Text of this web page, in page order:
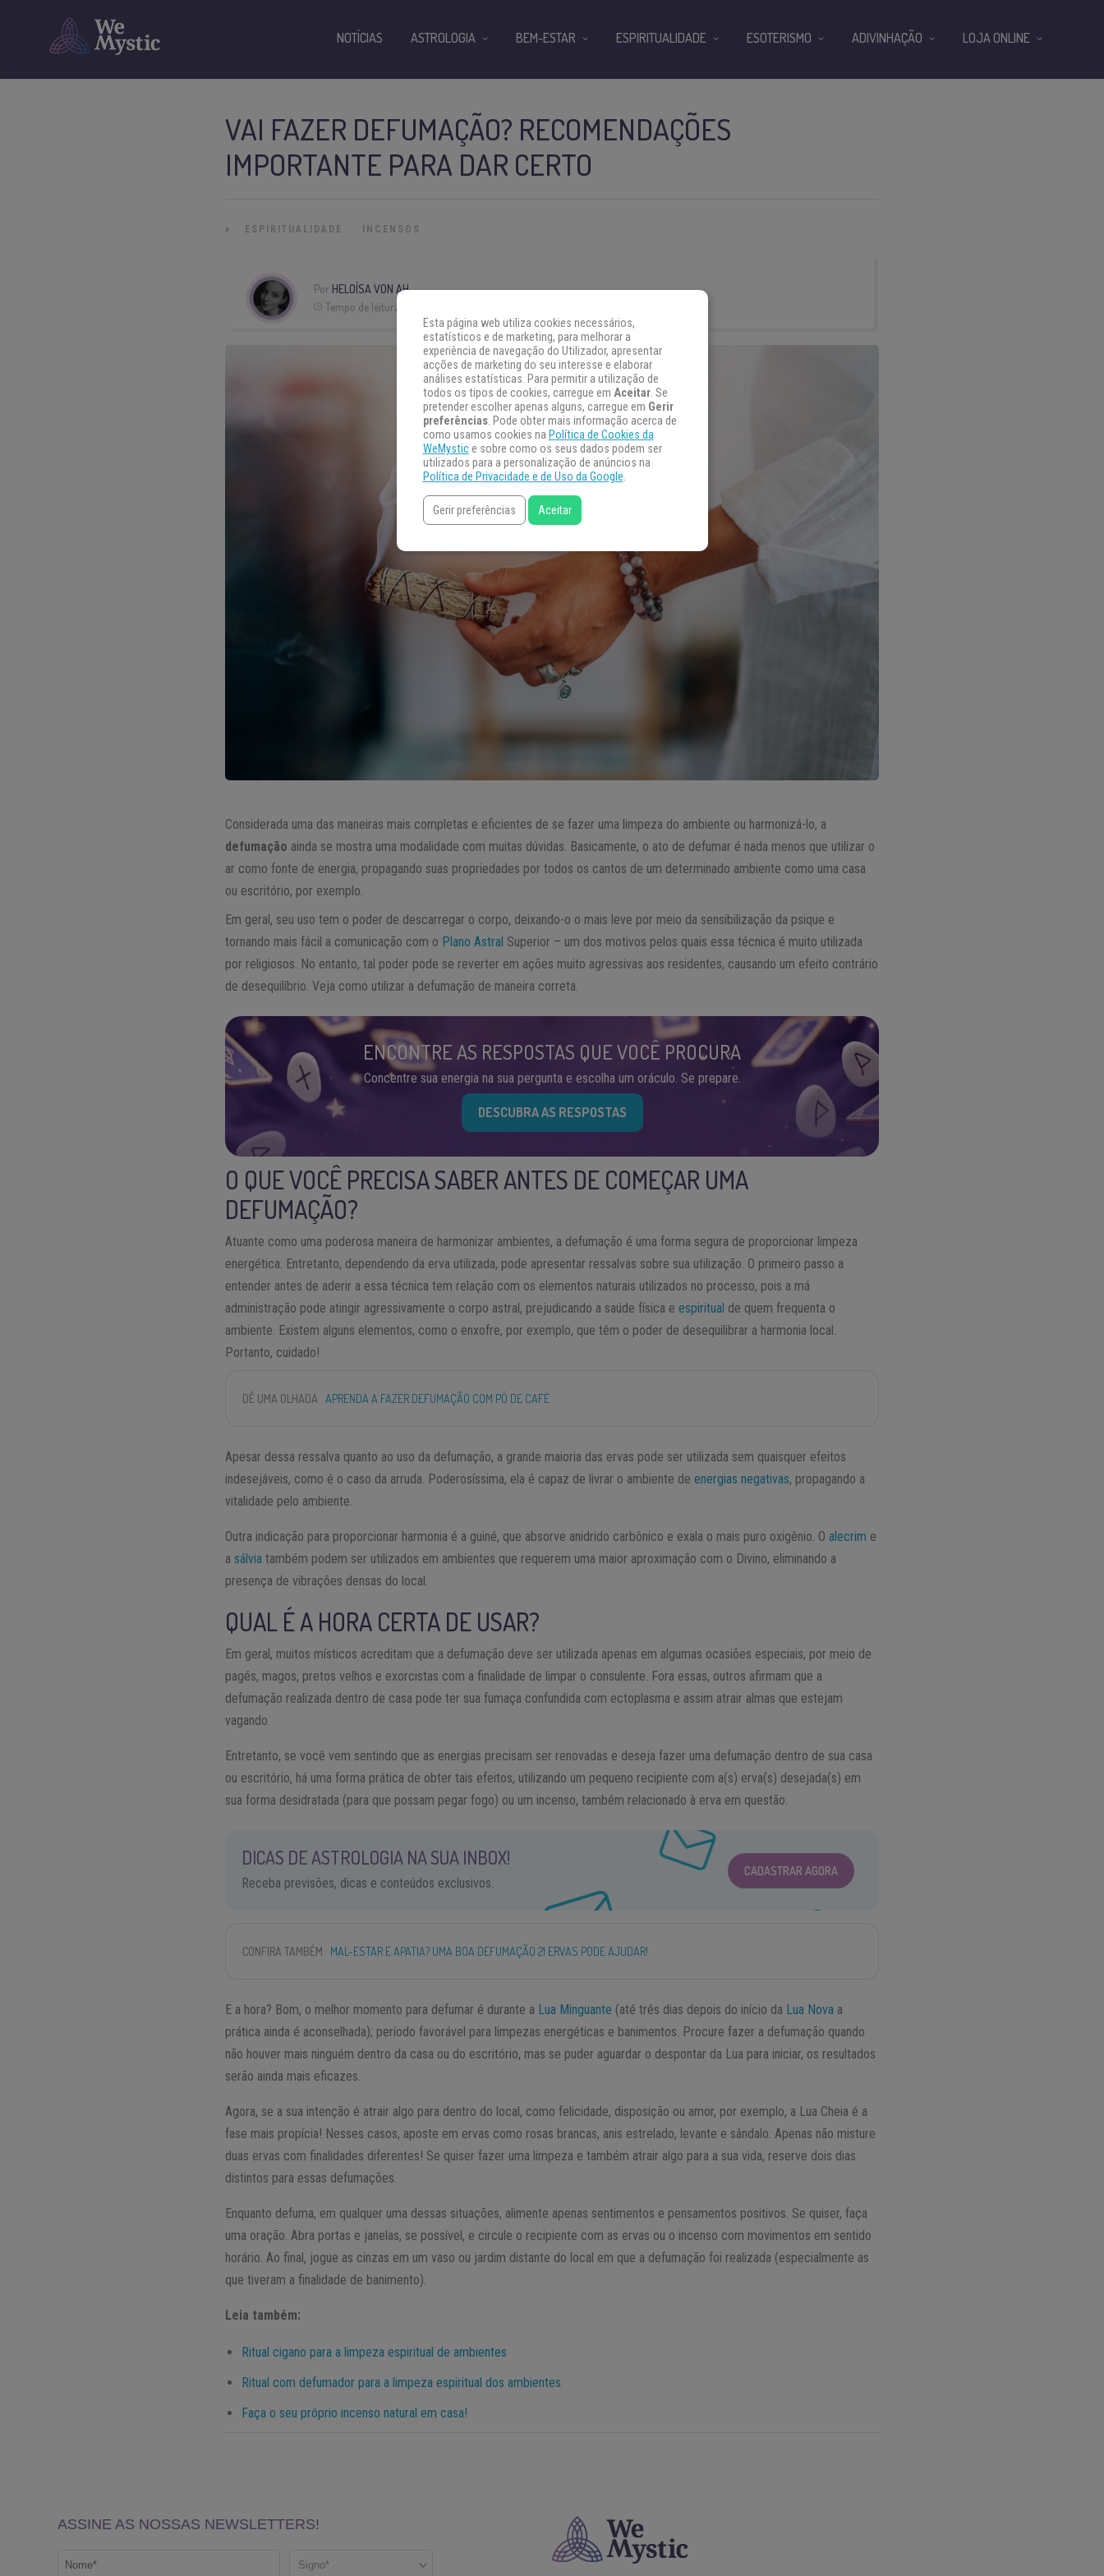
VAI FAZER DEFUMAÇÃO? RECOMENDAÇÕES
IMPORTANTE PARA DAR CERTO
» ESPIRITUALIDADE INCENSOS
Por HELOÍSA VON AH
Tempo de leitura:
Considerada uma das maneiras mais completas e eficientes de se fazer uma limpeza do ambiente ou harmonizá-lo, a
defumação ainda se mostra uma modalidade com muitas dúvidas. Basicamente, o ato de defumar é nada menos que utilizar o
ar como fonte de energia, propagando suas propriedades por todos os cantos de um determinado ambiente como uma casa
ou escritório, por exemplo.
Em geral, seu uso tem o poder de descarregar o corpo, deixando-o o mais leve por meio da sensibilização da psique e
tornando mais fácil a comunicação com o Plano Astral Superior – um dos motivos pelos quais essa técnica é muito utilizada
por religiosos. No entanto, tal poder pode se reverter em ações muito agressivas aos residentes, causando um efeito contrário
de desequilíbrio. Veja como utilizar a defumação de maneira correta.
ENCONTRE AS RESPOSTAS QUE VOCÊ PROCURA
Concentre sua energia na sua pergunta e escolha um oráculo. Se prepare.
DESCUBRA AS RESPOSTAS
O QUE VOCÊ PRECISA SABER ANTES DE COMEÇAR UMA
DEFUMAÇÃO?
Atuante como uma poderosa maneira de harmonizar ambientes, a defumação é uma forma segura de proporcionar limpeza
energética. Entretanto, dependendo da erva utilizada, pode apresentar ressalvas sobre sua utilização. O primeiro passo a
entender antes de aderir a essa técnica tem relação com os elementos naturais utilizados no processo, pois a má
administração pode atingir agressivamente o corpo astral, prejudicando a saúde física eespiritual de quem frequenta o
ambiente. Existem alguns elementos, como o enxofre, por exemplo, que têm o poder de desequilibrar a harmonia local.
Portanto, cuidado!
DÊ UMA OLHADA APRENDA A FAZER DEFUMAÇÃO COM PÓ DE CAFÉ
Apesar dessa ressalva quanto ao uso da defumação, a grande maioria das ervas pode ser utilizada sem quaisquer efeitos
indesejáveis, como é o caso da arruda. Poderosíssima, ela é capaz de livrar o ambiente deenergias negativas, propagando a
vitalidade pelo ambiente.
Outra indicação para proporcionar harmonia é a guiné, que absorve anidrido carbônico e exala o mais puro oxigênio. Oalecrim e
asálvia também podem ser utilizados em ambientes que requerem uma maior aproximação com o Divino, eliminando a
presença de vibrações densas do local.
QUAL É A HORA CERTA DE USAR?
Em geral, muitos místicos acreditam que a defumação deve ser utilizada apenas em algumas ocasiões especiais, por meio de
pagés, magos, pretos velhos e exorcistas com a finalidade de limpar o consulente. Fora essas, outros afirmam que a
defumação realizada dentro de casa pode ter sua fumaça confundida com ectoplasma e assim atrair almas que estejam
vagando.
Entretanto, se você vem sentindo que as energias precisam ser renovadas e deseja fazer uma defumação dentro de sua casa
ou escritório, há uma forma prática de obter tais efeitos, utilizando um pequeno recipiente com a(s) erva(s) desejada(s) em
sua forma desidratada (para que possam pegar fogo) ou um incenso, também relacionado à erva em questão.
DICAS DE ASTROLOGIA NA SUA INBOX!
Receba previsões, dicas e conteúdos exclusivos.
CADASTRAR AGORA
CONFIRA TAMBÉM MAL-ESTAR E APATIA? UMA BOA DEFUMAÇÃO 21 ERVAS PODE AJUDAR!
E a hora? Bom, o melhor momento para defumar é durante a Lua Minguante (até três dias depois do início da Lua Nova a
prática ainda é aconselhada); período favorável para limpezas energéticas e banimentos. Procure fazer a defumação quando
não houver mais ninguém dentro da casa ou do escritório, mas se puder aguardar o despontar da Lua para iniciar, os resultados
serão ainda mais eficazes.
Agora, se a sua intenção é atrair algo para dentro do local, como felicidade, disposição ou amor, por exemplo, a Lua Cheia é a
fase mais propícia! Nesses casos, aposte em ervas como rosas brancas, anis estrelado, levante e sândalo. Apenas não misture
duas ervas com finalidades diferentes! Se quiser fazer uma limpeza e também atrair algo para a sua vida, reserve dois dias
distintos para essas defumações.
Enquanto defuma, em qualquer uma dessas situações, alimente apenas sentimentos e pensamentos positivos. Se quiser, faça
uma oração. Abra portas e janelas, se possível, e circule o recipiente com as ervas ou o incenso com movimentos em sentido
horário. Ao final, jogue as cinzas em um vaso ou jardim distante do local em que a defumação foi realizada (especialmente as
que tiveram a finalidade de banimento).
Leia também:
Ritual cigano para a limpeza espiritual de ambientes
Ritual com defumador para a limpeza espiritual dos ambientes
Faça o seu próprio incenso natural em casa!
NOTÍCIAS ASTROLOGIA BEM-ESTAR ESPIRITUALIDADE ESOTERISMO ADIVINHAÇÃO LOJA ONLINE
Esta página web utiliza cookies necessários,
estatísticos e de marketing, para melhorar a
experiência de navegação do Utilizador, apresentar
acções de marketing do seu interesse e elaborar
análises estatísticas. Para permitir a utilização de
todos os tipos de cookies, carregue em Aceitar. Se
pretender escolher apenas alguns, carregue em Gerir
preferências. Pode obter mais informação acerca de
como usamos cookies na Política de Cookies da
WeMystice sobre como os seus dados podem ser
utilizados para a personalização de anúncios na
Política de Privacidade e de Uso da Google.
Gerir preferências Aceitar